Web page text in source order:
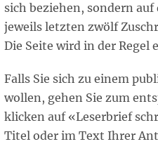
sich beziehen, sondern auf
jeweils letzten zwölf
Die Seite wird in der
Falls Sie sich zu einem
wollen, gehen Sie zum
klicken auf «Leserbrief
Titel oder im Text Ihrer